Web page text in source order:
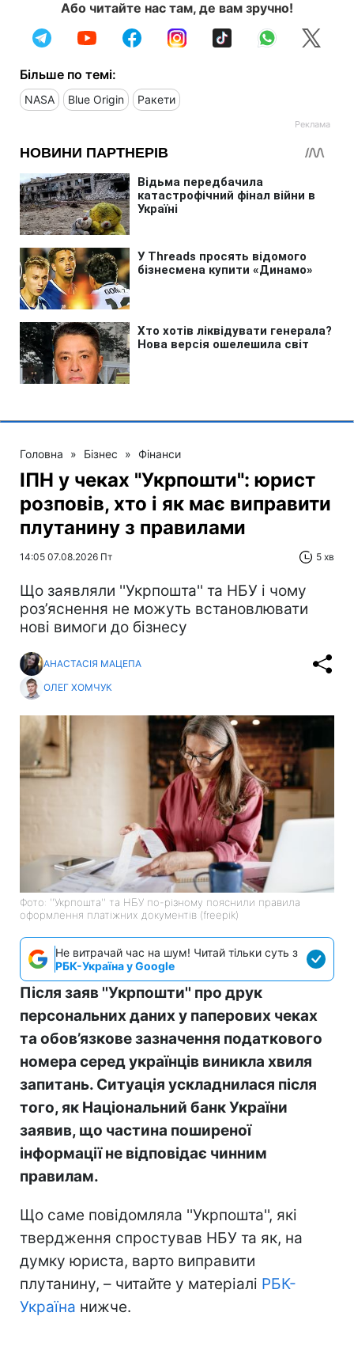
Або читайте нас там, де вам зручно!
Більше по темі:
NASA Blue Origin Ракети
Головна » Бізнес » Фінанси
ІПН у чеках "Укрпошти": юрист
розповів, хто і як має виправити
плутанину з правилами
14:05 07.08.2026 Пт 5 хв
Що заявляли ''Укрпошта'' та НБУ і чому
роз’яснення не можуть встановлювати
нові вимоги до бізнесу
АНАСТАСІЯ МАЦЕПА
ОЛЕГ ХОМЧУК
Фото: ''Укрпошта'' та НБУ по-різному пояснили правила
оформлення платіжних документів (freepik)
Не витрачай час на шум! Читай тільки суть з
РБК-Україна у Google
Після заяв ''Укрпошти'' про друк
персональних даних у паперових чеках
та обов’язкове зазначення податкового
номера серед українців виникла хвиля
запитань. Ситуація ускладнилася після
того, як Національний банк України
заявив, що частина поширеної
інформації не відповідає чинним
правилам.
Що саме повідомляла ''Укрпошта'', які
твердження спростував НБУ та як, на
думку юриста, варто виправити
плутанину, – читайте у матеріалі РБК-
Україна нижче.